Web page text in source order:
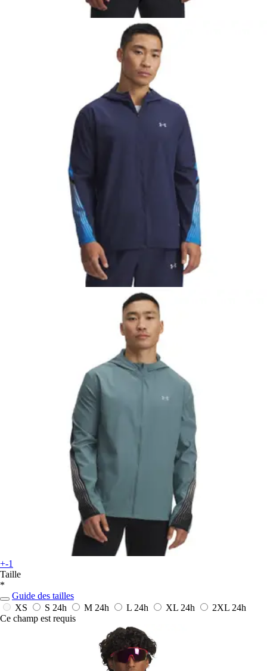
+-1
Taille
*
Guide des tailles
XS
S 24h M 24h L 24h XL 24h 2XL 24h
Ce champ est requis